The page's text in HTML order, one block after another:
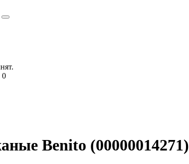
0
Benito (00000014271)